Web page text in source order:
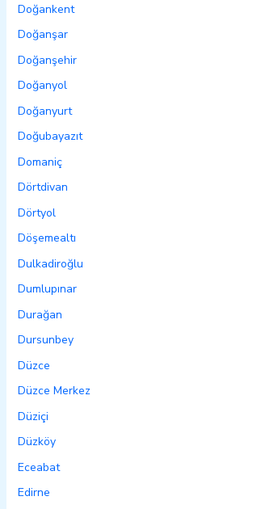
Doğankent
Doğanşar
Doğanşehir
Doğanyol
Doğanyurt
Doğubayazıt
Domaniç
Dörtdivan
Dörtyol
Döşemealtı
Dulkadiroğlu
Dumlupınar
Durağan
Dursunbey
Düzce
Düzce Merkez
Düziçi
Düzköy
Eceabat
Edirne